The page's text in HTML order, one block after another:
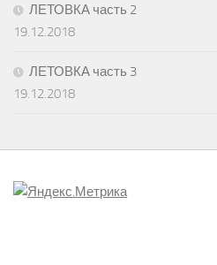
ЛЕТОВКА часть 2
19.12.2018
ЛЕТОВКА часть 3
19.12.2018